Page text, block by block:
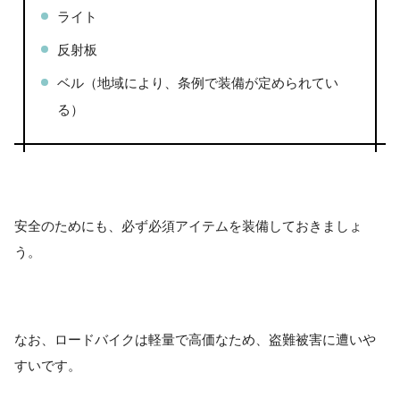
ライト
反射板
ベル（地域により、条例で装備が定められてい
る）
安全のためにも、必ず必須アイテムを装備しておきましょ
う。
なお、ロードバイクは軽量で高価なため、盗難被害に遭いや
すいです。